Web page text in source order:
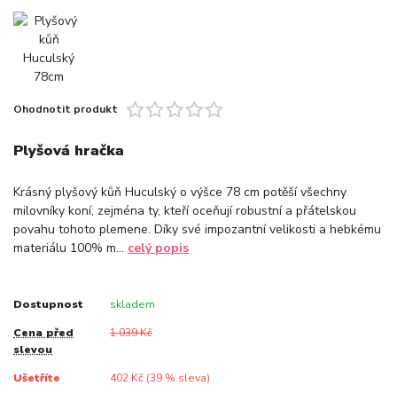
Ohodnotit produkt
Plyšová hračka
Krásný plyšový kůň Huculský o výšce 78 cm potěší všechny
milovníky koní, zejména ty, kteří oceňují robustní a přátelskou
povahu tohoto plemene. Díky své impozantní velikosti a hebkému
materiálu 100% m... celý popis
Dostupnost skladem
Cena před
slevou
1 039 Kč
Ušetříte 402 Kč (39% sleva)